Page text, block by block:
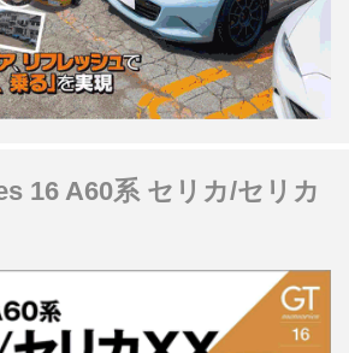
16 A60系 セリカ/セリカ